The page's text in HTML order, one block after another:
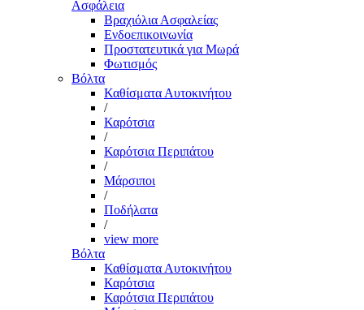
Ασφάλεια
Βραχιόλια Ασφαλείας
Ενδοεπικοινωνία
Προστατευτικά για Μωρά
Φωτισμός
Βόλτα
Καθίσματα Αυτοκινήτου
/
Καρότσια
/
Καρότσια Περιπάτου
/
Μάρσιποι
/
Ποδήλατα
/
view more
Βόλτα
Καθίσματα Αυτοκινήτου
Καρότσια
Καρότσια Περιπάτου